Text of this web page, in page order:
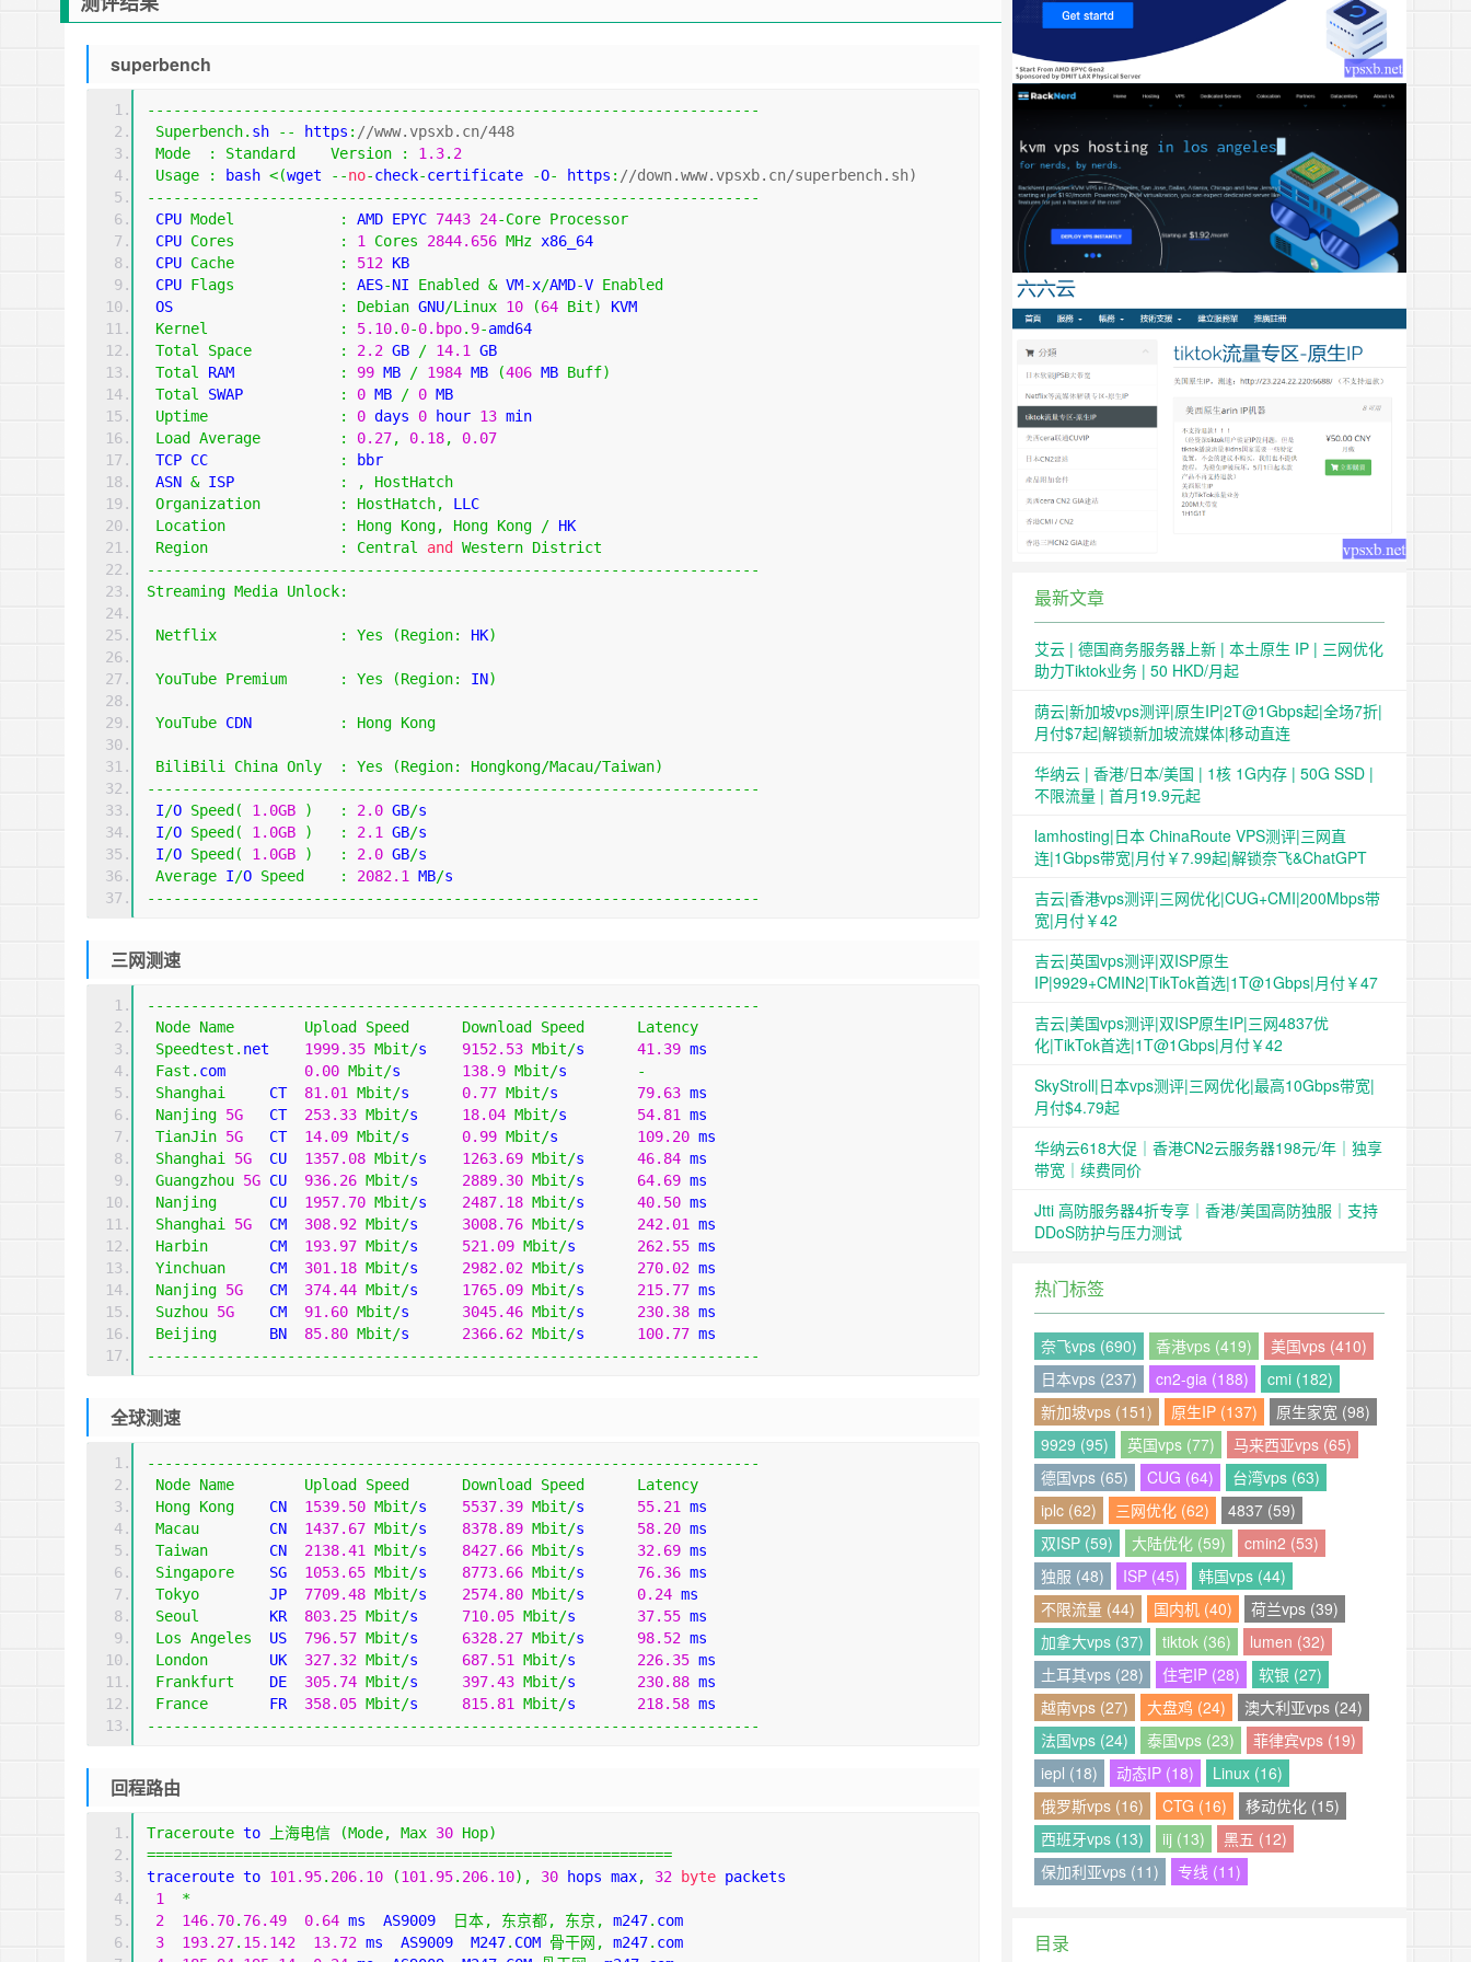
superbench
----------------------------------------------------------------------
Superbench. sh -- https : //www.vpsxb.cn/448
Mode
: Standard Version : 1.3. 2
Usage
: bash <(wget --no-check-certificate -O- https : //down.www.vpsxb.cn/superbench.sh)
----------------------------------------------------------------------
CPU Model : AMD EPYC 7443 24-Core Processor
CPU Cores : 1 Cores 2844.656 MHz x86_64
CPU Cache : 512 KB
CPU Flags : AES-NI Enabled & VM-x/AMD-V Enabled
OS
: Debian GNU/Linux 10 (64 Bit)
KVM
Kernel
: 5.10. 0-0.bpo. 9-amd64
Total
Space : 2.2 GB / 14.1
GB
Total
RAM : 99 MB / 1984 MB (406 MB Buff)
Total
SWAP : 0 MB / 0 MB
Uptime
: 0 days 0 hour 13 min
Load
Average : 0.27, 0.18,
0.07
TCP CC
:
bbr
ASN & ISP : ,
HostHatch
Organization
: HostHatch,
LLC
Location
: Hong Kong, Hong Kong / HK
Region
: Central and Western District
----------------------------------------------------------------------
Streaming Media Unlock:
Netflix : Yes (Region: HK)
YouTube Premium : Yes (Region: IN)
YouTube CDN : Hong Kong
BiliBili China Only : Yes (Region: Hongkong/Macau/Taiwan)
----------------------------------------------------------------------
I/O Speed ( 1.0GB ) : 2.0 GB/s
I/O Speed ( 1.0GB ) : 2.1 GB/s
I/O Speed ( 1.0GB ) : 2.0 GB/s
Average I/O Speed : 2082.1 MB/s
----------------------------------------------------------------------
三网测速
----------------------------------------------------------------------
Node Name Upload Speed Download Speed
Latency
Speedtest . net 1999.35 Mbit/s 9152.53 Mbit/s 41.39 ms
Fast . com 0.00 Mbit/s 138.9 Mbit/s
-
Shanghai
     CT
81.01 Mbit/s 0.77 Mbit/s 79.63 ms
Nanjing 5G
   CT
253.33 Mbit/s 18.04 Mbit/s 54.81
ms
TianJin 5G
   CT
14.09 Mbit/s 0.99 Mbit/s 109.20 ms
Shanghai
5G
  CU
1357.08 Mbit/s 1263.69 Mbit/s 46.84 ms
Guangzhou 5G CU 936.26 Mbit/s 2889.30 Mbit/s 64.69 ms
Nanjing
      CU
1957.70 Mbit/s 2487.18 Mbit/s 40.50 ms
Shanghai
5G
  CM
308.92 Mbit/s 3008.76 Mbit/s 242.01
ms
Harbin
       CM
193.97 Mbit/s 521.09 Mbit/s 262.55 ms
Yinchuan
     CM
301.18 Mbit/s 2982.02 Mbit/s 270.02 ms
Nanjing 5G
   CM
374.44 Mbit/s 1765.09 Mbit/s 215.77 ms
Suzhou 5G
    CM
91.60 Mbit/s 3045.46 Mbit/s 230.38 ms
Beijing
      BN
85.80 Mbit/s 2366.62 Mbit/s 100.77 ms
----------------------------------------------------------------------
全球测速
----------------------------------------------------------------------
Node Name Upload Speed Download Speed
Latency
Hong Kong
    CN
1539.50 Mbit/s 5537.39 Mbit/s 55.21
ms
Macau
        CN
1437.67 Mbit/s 8378.89 Mbit/s 58.20 ms
Taiwan
       CN
2138.41 Mbit/s 8427.66 Mbit/s 32.69 ms
Singapore
    SG
1053.65 Mbit/s 8773.66 Mbit/s 76.36 ms
Tokyo
        JP
7709.48 Mbit/s 2574.80 Mbit/s 0.24 ms
Seoul
        KR
803.25 Mbit/s 710.05 Mbit/s 37.55 ms
Los Angeles
  US
796.57 Mbit/s 6328.27 Mbit/s 98.52 ms
London
       UK
327.32 Mbit/s 687.51 Mbit/s 226.35 ms
Frankfurt
    DE
305.74 Mbit/s 397.43 Mbit/s 230.88 ms
France
       FR
358.05 Mbit/s 815.81 Mbit/s 218.58 ms
----------------------------------------------------------------------
回程路由
Traceroute to 上海电信 (Mode, Max 30 Hop)
============================================================
traceroute to 101.95. 206.10 (101.95. 206.10), 30 hops max, 32 byte packets
1
*
2
146.70. 76.49 0.64 ms  AS9009 日本, 东京都, 东京, m247. com
3
193.27. 15.142 13.72 ms  AS9009  M247. COM 骨干网, m247. com
最新文章
艾云 | 德国商务服务器上新 | 本土原生 IP | 三网优化
助力Tiktok业务 | 50 HKD/月起
荫云|新加坡vps测评|原生IP|2T@1Gbps起|全场7折|
月付$7起|解锁新加坡流媒体|移动直连
华纳云 | 香港/日本/美国 | 1核 1G内存 | 50G SSD |
不限流量 | 首月19.9元起
lamhosting|日本 ChinaRoute VPS测评|三网直
连|1Gbps带宽|月付￥7.99起|解锁奈飞&ChatGPT
吉云|香港vps测评|三网优化|CUG+CMI|200Mbps带
宽|月付￥42
吉云|英国vps测评|双ISP原生
IP|9929+CMIN2|TikTok首选|1T@1Gbps|月付￥47
吉云|美国vps测评|双ISP原生IP|三网4837优
化|TikTok首选|1T@1Gbps|月付￥42
SkyStroll|日本vps测评|三网优化|最高10Gbps带宽|
月付$4.79起
华纳云618大促｜香港CN2云服务器198元/年｜独享
带宽｜续费同价
Jtti 高防服务器4折专享｜香港/美国高防独服｜支持
DDoS防护与压力测试
热门标签
奈飞vps (690) 香港vps (419)
美国vps (410)
日本vps (237)
cn2-gia (188)
cmi (182)
新加坡vps (151)
原生IP (137)
原生家宽 (98)
9929 (95)
英国vps (77)
马来西亚vps (65)
德国vps (65)
CUG (64)
台湾vps (63)
iplc (62)
三网优化 (62)
4837 (59)
双ISP (59)
大陆优化 (59)
cmin2 (53)
独服 (48)
ISP (45)
韩国vps (44)
不限流量 (44)
国内机 (40)
荷兰vps (39)
加拿大vps (37)
tiktok (36)
lumen (32)
土耳其vps (28)
住宅IP (28)
软银 (27)
越南vps (27)
大盘鸡 (24)
澳大利亚vps (24)
法国vps (24)
泰国vps (23)
菲律宾vps (19)
iepl (18)
动态IP (18)
Linux (16)
俄罗斯vps (16)
CTG (16)
移动优化 (15)
西班牙vps (13)
iij (13)
黑五 (12)
保加利亚vps (11)
专线 (11)
目录